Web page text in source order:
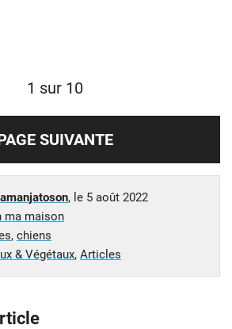
1 sur 10
SUIVANTE
, le 5 août 2022
ma maison
, chiens
& Végétaux, Articles